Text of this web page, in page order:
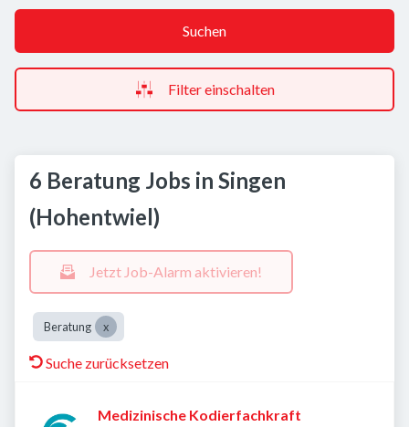
Suchen
Filter einschalten
6 Beratung Jobs in Singen
(Hohentwiel)
Jetzt Job-Alarm aktivieren!
Beratung
Suche zurücksetzen
Medizinische Kodierfachkraft